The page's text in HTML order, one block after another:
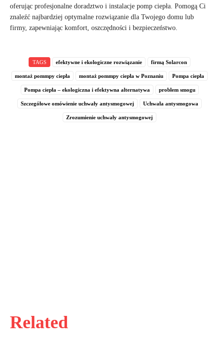
Related
oferując profesjonalne doradztwo i instalacje pomp ciepła. Pomogą Ci
znaleźć najbardziej optymalne rozwiązanie dla Twojego domu lub
firmy, zapewniając komfort, oszczędności i bezpieczeństwo.
TAGS efektywne i ekologiczne rozwiązanie firmą Solarcon
montaż pommpy ciepła montaż pommpy ciepła w Poznaniu Pompa ciepła
Pompa ciepła – ekologiczna i efektywna alternatywa problem smogu
Szczegółowe omówienie uchwały antysmogowej Uchwała antysmogowa
Zrozumienie uchwały antysmogowej